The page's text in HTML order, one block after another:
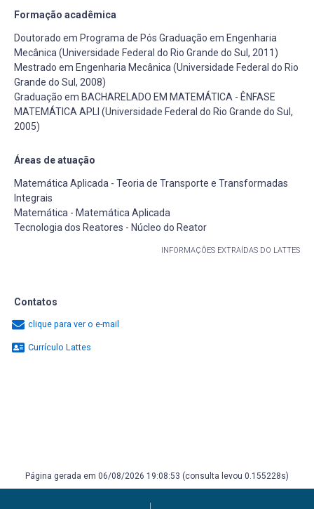
Formação acadêmica
Doutorado em Programa de Pós Graduação em Engenharia
Mecânica (Universidade Federal do Rio Grande do Sul, 2011)
Mestrado em Engenharia Mecânica (Universidade Federal do Rio
Grande do Sul, 2008)
Graduação em BACHARELADO EM MATEMÁTICA - ÊNFASE
MATEMÁTICA APLI (Universidade Federal do Rio Grande do Sul,
2005)
Áreas de atuação
Matemática Aplicada - Teoria de Transporte e Transformadas
Integrais
Matemática - Matemática Aplicada
Tecnologia dos Reatores - Núcleo do Reator
INFORMAÇÕES EXTRAÍDAS DO LATTES
Contatos
clique para ver o e-mail
Currículo Lattes
Página gerada em 06/08/2026 19:08:53 (consulta levou 0.155228s)